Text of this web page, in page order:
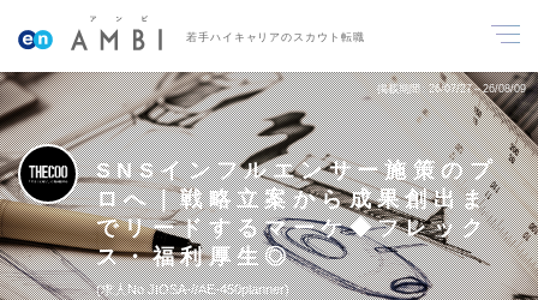
若手ハイキャリアのスカウト転職
掲載期間 26/07/27～26/08/09
SNSインフルエンサー施策のプ
ロへ｜戦略立案から成果創出ま
でリードするマーケ◆フレック
ス・福利厚生◎
求人No.JIOSA-//AE-450planner